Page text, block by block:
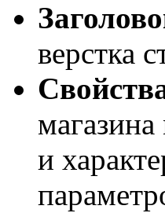
верстка
и